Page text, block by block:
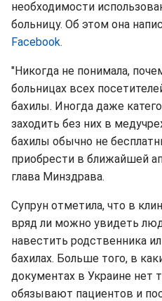
необходимости
больницу. Об этом она
Facebook.
"Никогда не понимала,
больницах всех
бахилы. Иногда даже
заходить без них в
бахилы обычно не
приобрести в ближайшей
глава Минздрава.
Супрун отметила, что в
вряд ли можно увидеть
навестить родственника
бахилах. Больше того, в
документах в Украине нет
обязывают пациентов и